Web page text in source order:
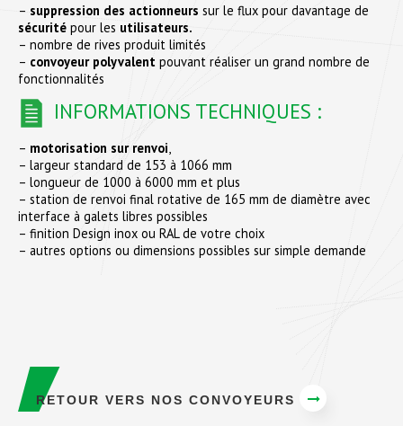
– suppression des actionneurs sur le flux pour davantage de
sécurité pour les utilisateurs.
– nombre de rives produit limités
– convoyeur polyvalent pouvant réaliser un grand nombre de
fonctionnalités
INFORMATIONS TECHNIQUES :
– motorisation sur renvoi,
– largeur standard de 153 à 1066 mm
– longueur de 1000 à 6000 mm et plus
– station de renvoi final rotative de 165 mm de diamètre avec
interface à galets libres possibles
– finition Design inox ou RAL de votre choix
– autres options ou dimensions possibles sur simple demande
RETOUR VERS NOS CONVOYEURS